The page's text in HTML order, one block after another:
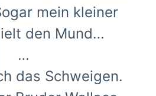
mein kleiner
den Mund…
…
das Schweigen.